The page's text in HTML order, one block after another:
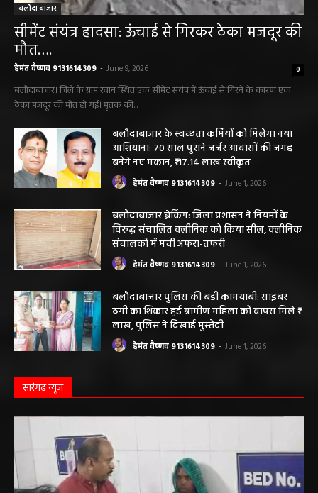
सीमेंट संयंत्र हादसा: ऊंचाई से गिरकर ठेका मजदूर की
मौत….
हेमंत वैष्णव 9131614309
बलौदाबाजार। जिले के ग्राम रवान स्थित एक सीमेंट संयंत्र में ऊंचाई से गिरने के कारण एक
ठेका मजदूर की मौत हो गई। मृतक की...
बलौदाबाजार के स्वच्छता कर्मियों को मिलेगा नया
आशियाना: 70 साल पुराने जर्जर आवासों की जगह
बनेंगे नए मकान, ₹117.14 लाख स्वीकृत
हेमंत वैष्णव 9131614309 - June 1, 2026
बलौदाबाजार ब्रेकिंग: जिला प्रशासन ने नियमों के
विरुद्ध संचालित क्लीनिक को किया सील, क्लीनिक
संचालकों में मची अफरा-तफरी
हेमंत वैष्णव 9131614309 -
बलौदाबाजार पुलिस की बड़ी कामयाबी: साइबर
ठगी का शिकार हुई ग्रामीण महिला को वापस मिले ₹1
लाख, पुलिस ने दिखाई मुस्तैदी
हेमंत वैष्णव 9131614309 -